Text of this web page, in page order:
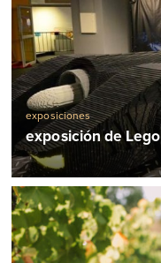
exposiciones
exposición de Lego